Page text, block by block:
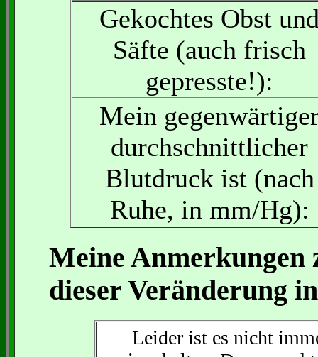
Gekochtes Obst
Säfte (auch frisch
gepresste!):
Mein
durchschnittlicher
Blutdruck ist (nach
Ruhe, in mm/Hg):
Meine
dieser Veränderung
Leider ist es nicht